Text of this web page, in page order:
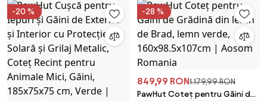
Ventilație, 78x90x92 cm, Lemn |
Aosom Romania
-20 % -28 %
849,99 RON1.179,99 RON
PawHut Coteț pentru Găini de